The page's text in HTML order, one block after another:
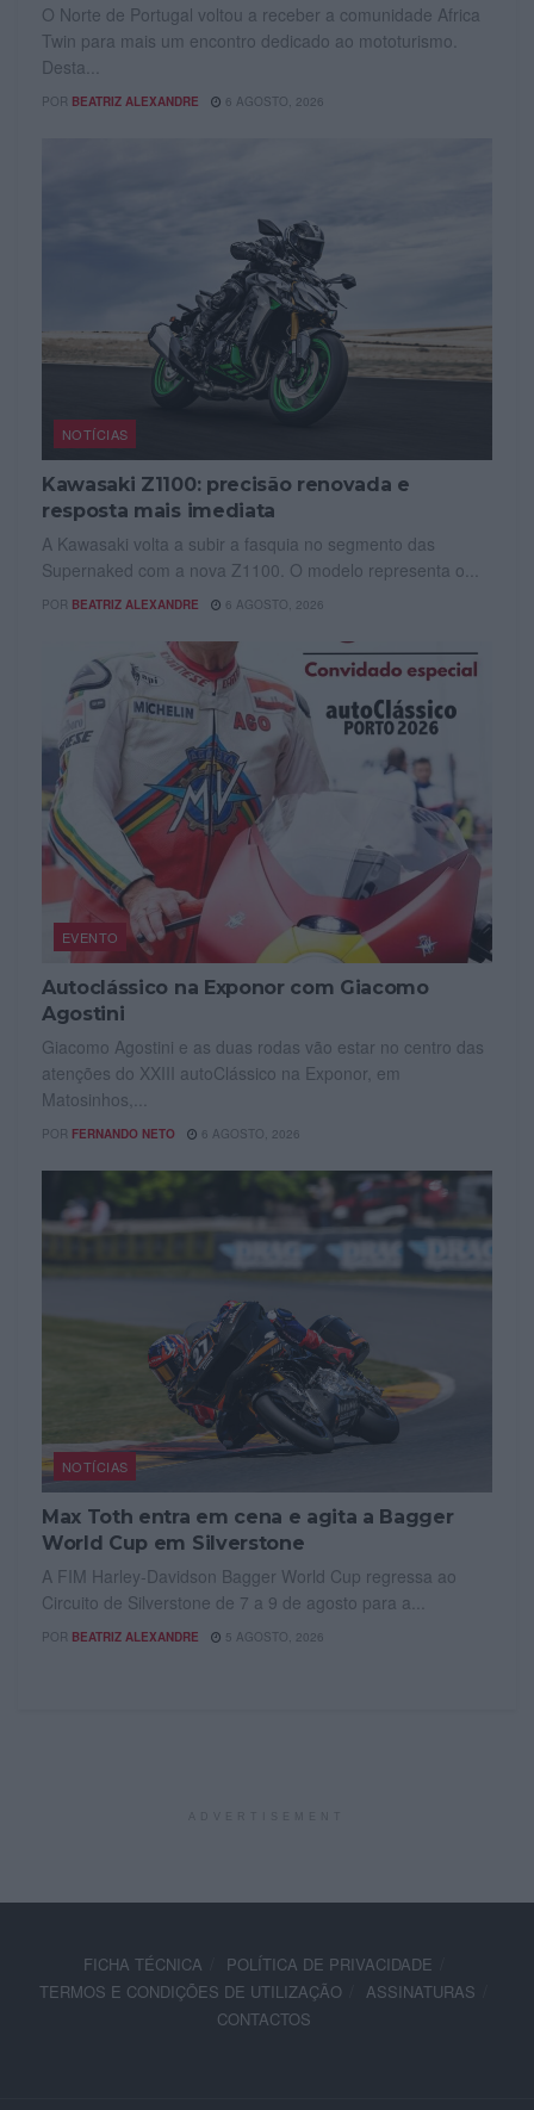
O Norte de Portugal voltou a receber a comunidade Africa
Twin para mais um encontro dedicado ao mototurismo.
Desta...
POR BEATRIZ ALEXANDRE 6 AGOSTO, 2026
NOTÍCIAS
Kawasaki Z1100: precisão renovada e
resposta mais imediata
A Kawasaki volta a subir a fasquia no segmento das
Supernaked com a nova Z1100. O modelo representa o...
POR BEATRIZ ALEXANDRE 6 AGOSTO, 2026
EVENTO
Autoclássico na Exponor com Giacomo
Agostini
Giacomo Agostini e as duas rodas vão estar no centro das
atenções do XXIII autoClássico na Exponor, em
Matosinhos,...
POR FERNANDO NETO 6 AGOSTO, 2026
NOTÍCIAS
Max Toth entra em cena e agita a Bagger
World Cup em Silverstone
A FIM Harley-Davidson Bagger World Cup regressa ao
Circuito de Silverstone de 7 a 9 de agosto para a...
POR BEATRIZ ALEXANDRE 5 AGOSTO, 2026
FICHA TÉCNICA
POLÍTICA DE PRIVACIDADE
TERMOS E CONDIÇÕES DE UTILIZAÇÃO
ASSINATURAS
CONTACTOS